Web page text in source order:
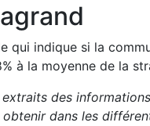
qui indique si la
% à la moyenne de la
des
dans les